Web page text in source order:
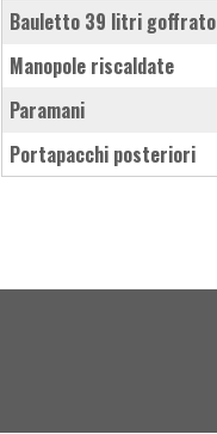
bauletto 39 litri goffrato
manopole riscaldate
paramani
portapacchi posteriori